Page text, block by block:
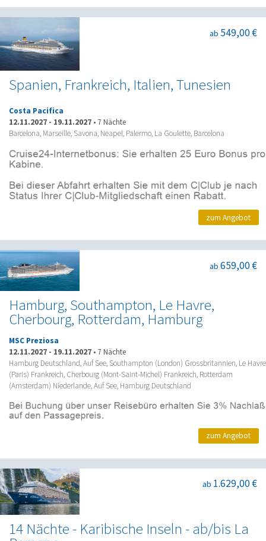
Spanien, Frankreich, Italien, Tunesien
ab 549,00 €
Costa Pacifica
12.11.2027 - 19.11.2027 • 7 Nächte
Barcelona, Marseille, Savona, Neapel, Palermo, La Goulette, Barcelona
zum Angebot
Hamburg, Southampton, Le Havre,
Cherbourg, Rotterdam, Hamburg
ab 659,00 €
MSC Preziosa
12.11.2027 - 19.11.2027 • 7 Nächte
Hamburg Deutschland, Auf See, Southampton (London) Grossbritannien, Le Havre
(Paris) Frankreich, Cherbourg (Mont-Saint-Michel) Frankreich, Rotterdam
(Amsterdam) Niederlande, Auf See, Hamburg Deutschland
zum Angebot
14 Nächte - Karibische Inseln - ab/bis La
ab 1.629,00 €